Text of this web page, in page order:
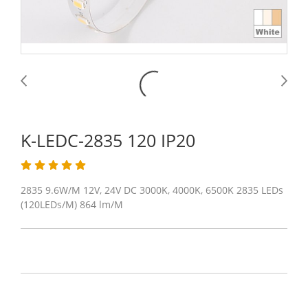
K-LEDC-2835 120 IP20
2835 9.6W/M 12V, 24V DC 3000K, 4000K, 6500K 2835 LEDs
(120LEDs/M) 864 lm/M